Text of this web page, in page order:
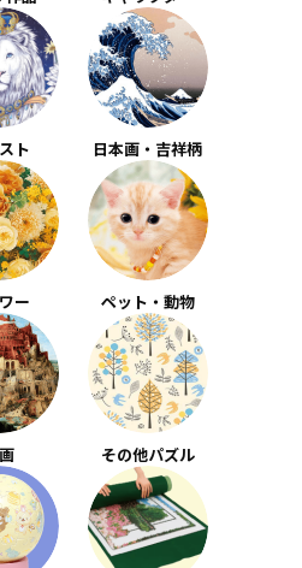
ト 日本画・吉祥柄
ー ペット・動物
その他パズル